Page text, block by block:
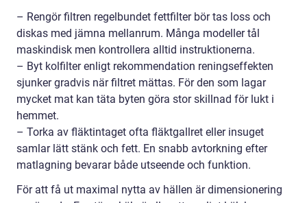
– Rengör filtren regelbundet fettfilter bör tas loss och
diskas med jämna mellanrum. Många modeller tål
maskindisk men kontrollera alltid instruktionerna.
– Byt kolfilter enligt rekommendation reningseffekten
sjunker gradvis när filtret mättas. För den som lagar
mycket mat kan täta byten göra stor skillnad för lukt i
hemmet.
– Torka av fläktintaget ofta fläktgallret eller insuget
samlar lätt stänk och fett. En snabb avtorkning efter
matlagning bevarar både utseende och funktion.
För att få ut maximal nytta av hällen är dimensionering